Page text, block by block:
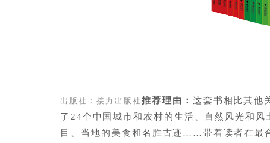
出版社：接力出版社 推荐理由： 这套书相比其他
了24个中国城市和农村的生活、自然风光和
目、当地的美食和名胜古迹……带着读者在最